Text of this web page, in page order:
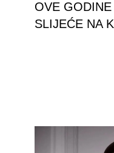
OVE GODINE
SLIJEĆE NA